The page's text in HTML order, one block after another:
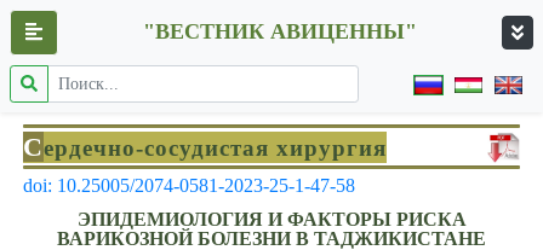
"ВЕСТНИК АВИЦЕННЫ"
Сердечно-сосудистая хирургия
doi: 10.25005/2074-0581-2023-25-1-47-58
ЭПИДЕМИОЛОГИЯ И ФАКТОРЫ РИСКА
ВАРИКОЗНОЙ БОЛЕЗНИ В ТАДЖИКИСТАНЕ